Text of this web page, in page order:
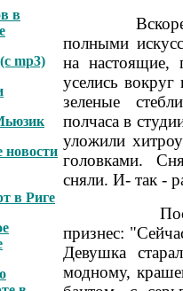
в
mp3)
новости
в Риге
Вскоре
полными
на
уселись вокруг
зеленые
полчаса в
уложили
головками.
сняли. И- так -
После
признес:
Девушка
модному,